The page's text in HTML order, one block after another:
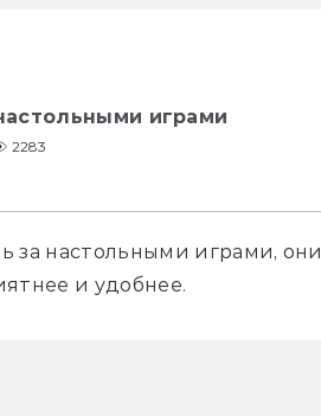
играми
2283
за настольными играми, они
и удобнее.